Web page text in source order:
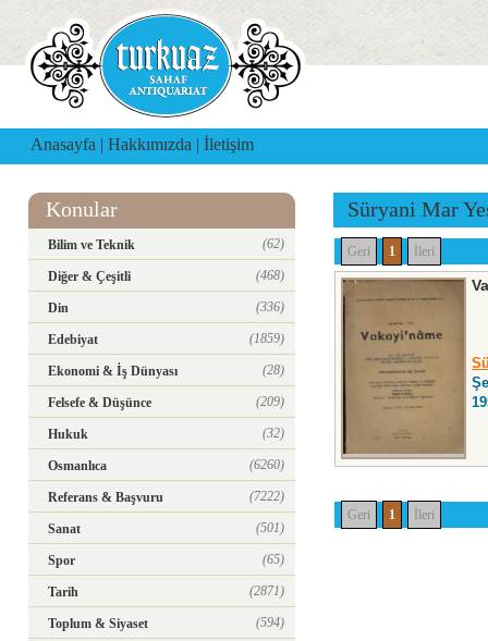
Anasayfa | Hakkımızda | İletişim
Konular
Bilim ve Teknik (62)
Diğer & Çeşitli (468)
Din (336)
Edebiyat (1859)
Ekonomi & İş Dünyası (28)
Felsefe & Düşünce (209)
Hukuk (32)
Osmanlıca (6260)
Referans & Başvuru (7222)
Sanat (501)
Spor (65)
Tarih (2871)
Toplum & Siyaset (594)
Süryani Mar
Geri 1 İleri
Geri 1 İleri